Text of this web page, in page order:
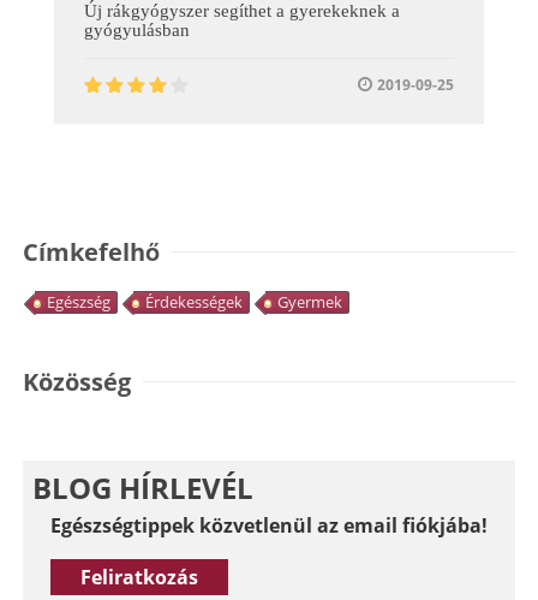
Új rákgyógyszer segíthet a gyerekeknek a
gyógyulásban
2019-09-25
Címkefelhő
Egészség Érdekességek Gyermek
Közösség
BLOG HÍRLEVÉL
Egészségtippek közvetlenül az email fiókjába!
Feliratkozás